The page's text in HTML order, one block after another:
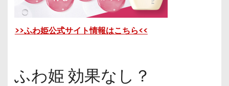
>>ふわ姫公式サイト情報はこちら<<
ふわ姫 効果なし？